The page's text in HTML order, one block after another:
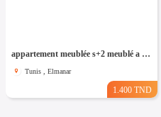
appartement meublée s+2 meublé a el Manar 2
Tunis , Elmanar
1.400 TND